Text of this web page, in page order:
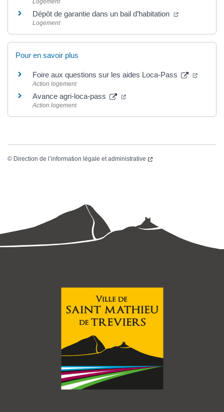
Dépôt de garantie dans un bail d’habitation
Logement
Pour en savoir plus
Foire aux questions sur les aides Loca-Pass
Action logement
Avance agri-loca-pass
Action logement
© Direction de l’information légale et administrative